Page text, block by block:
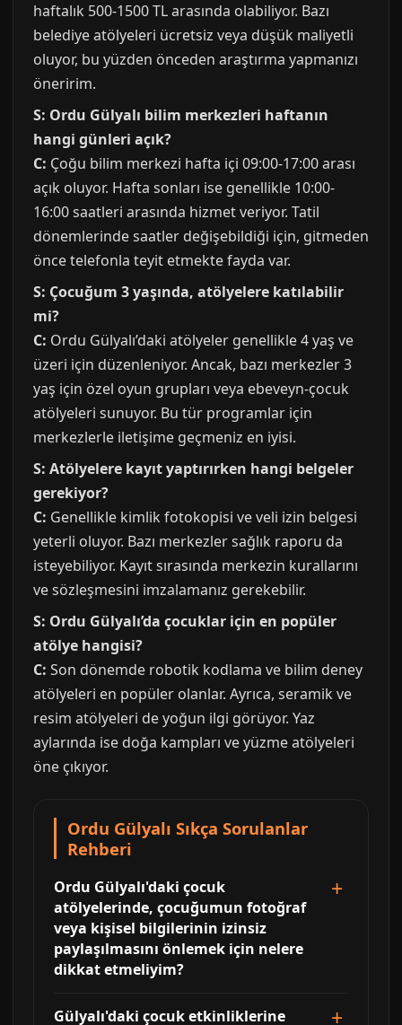
haftalık 500-1500 TL arasında olabiliyor. Bazı
belediye atölyeleri ücretsiz veya düşük maliyetli
oluyor, bu yüzden önceden araştırma yapmanızı
öneririm.
S: Ordu Gülyalı bilim merkezleri haftanın
hangi günleri açık?
C: Çoğu bilim merkezi hafta içi 09:00-17:00 arası
açık oluyor. Hafta sonları ise genellikle 10:00-
16:00 saatleri arasında hizmet veriyor. Tatil
dönemlerinde saatler değişebildiği için, gitmeden
önce telefonla teyit etmekte fayda var.
S: Çocuğum 3 yaşında, atölyelere katılabilir
mi?
C: Ordu Gülyalı’daki atölyeler genellikle 4 yaş ve
üzeri için düzenleniyor. Ancak, bazı merkezler 3
yaş için özel oyun grupları veya ebeveyn-çocuk
atölyeleri sunuyor. Bu tür programlar için
merkezlerle iletişime geçmeniz en iyisi.
S: Atölyelere kayıt yaptırırken hangi belgeler
gerekiyor?
C: Genellikle kimlik fotokopisi ve veli izin belgesi
yeterli oluyor. Bazı merkezler sağlık raporu da
isteyebiliyor. Kayıt sırasında merkezin kurallarını
ve sözleşmesini imzalamanız gerekebilir.
S: Ordu Gülyalı’da çocuklar için en popüler
atölye hangisi?
C: Son dönemde robotik kodlama ve bilim deney
atölyeleri en popüler olanlar. Ayrıca, seramik ve
resim atölyeleri de yoğun ilgi görüyor. Yaz
aylarında ise doğa kampları ve yüzme atölyeleri
öne çıkıyor.
Ordu Gülyalı Sıkça Sorulanlar
Rehberi
Ordu Gülyalı'daki çocuk
atölyelerinde, çocuğumun fotoğraf
veya kişisel bilgilerinin izinsiz
paylaşılmasını önlemek için nelere
dikkat etmeliyim?
Gülyalı'daki çocuk etkinliklerine